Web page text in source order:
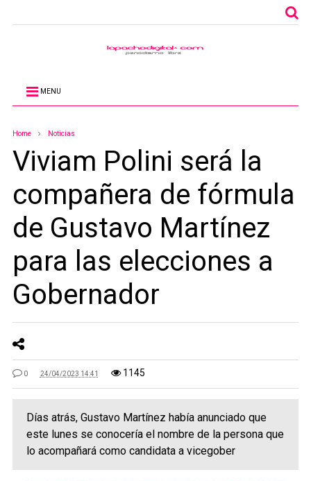
MENU
Home Noticias
Viviam Polini será la
compañera de fórmula
de Gustavo Martínez
para las elecciones a
Gobernador
0 24/04/2023 14:41 1145
Días atrás, Gustavo Martínez había anunciado que
este lunes se conocería el nombre de la persona que
lo acompañará como candidata a vicegober